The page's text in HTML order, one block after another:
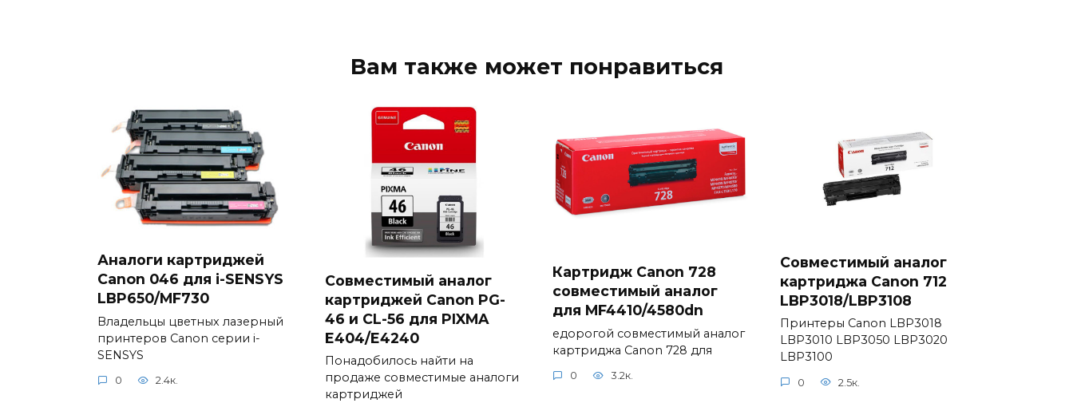
Вам также может понравиться
Аналоги картриджей
Canon 046 для i-SENSYS
LBP650/MF730
Владельцы цветных лазерный
принтеров Canon серии i-
SENSYS
0 2.4к.
Совместимый аналог
картриджей Canon PG-
46 и CL-56 для PIXMA
E404/E4240
Понадобилось найти на
продаже совместимые аналоги
картриджей
Картридж Canon 728
совместимый аналог
для MF4410/4580dn
едорогой совместимый аналог
картриджа Canon 728 для
0 3.2к.
Совместимый аналог
картриджа Canon 712
LBP3018/LBP3108
Принтеры Canon LBP3018
LBP3010 LBP3050 LBP3020
LBP3100
0 2.5к.